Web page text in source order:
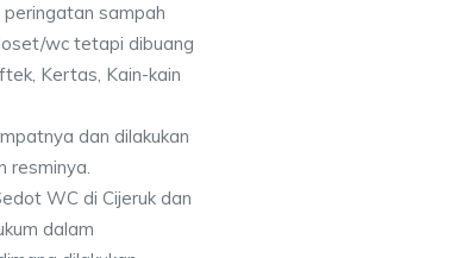
sampah
wc tetapi dibuang
Kertas, Kain-kain
dan dilakukan
resminya.
WC di Cijeruk dan
dalam